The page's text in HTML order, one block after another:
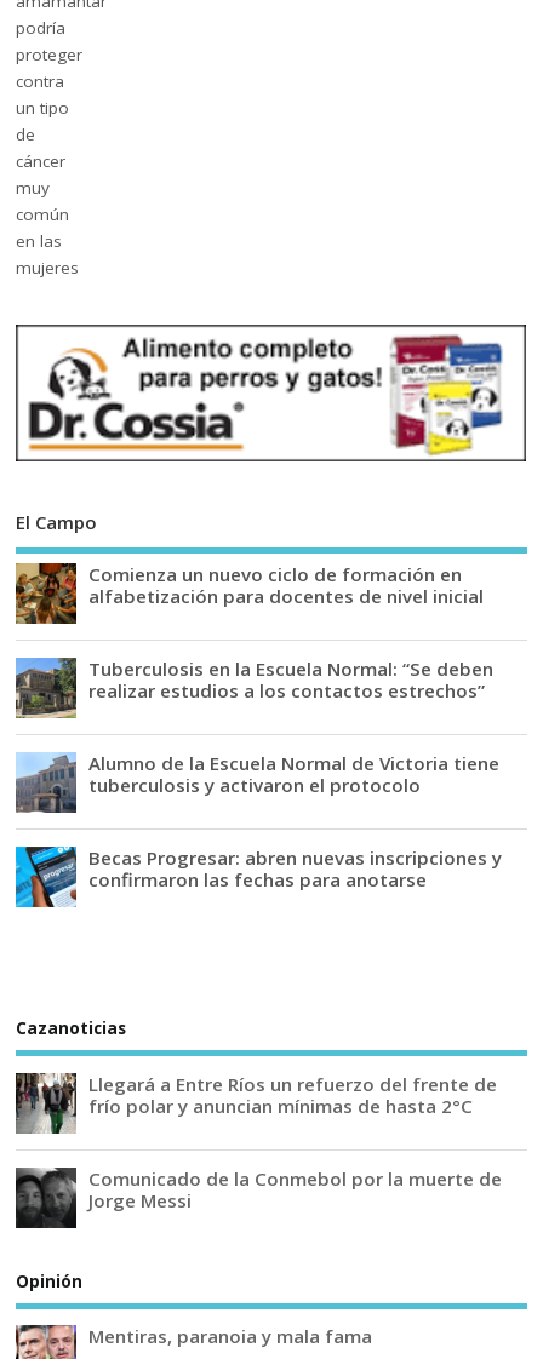
El Campo
Comienza un nuevo ciclo de formación en
alfabetización para docentes de nivel inicial
Tuberculosis en la Escuela Normal: “Se deben
realizar estudios a los contactos estrechos”
Alumno de la Escuela Normal de Victoria tiene
tuberculosis y activaron el protocolo
Becas Progresar: abren nuevas inscripciones y
confirmaron las fechas para anotarse
Cazanoticias
Llegará a Entre Ríos un refuerzo del frente de
frío polar y anuncian mínimas de hasta 2°C
Comunicado de la Conmebol por la muerte de
Jorge Messi
Opinión
Mentiras, paranoia y mala fama